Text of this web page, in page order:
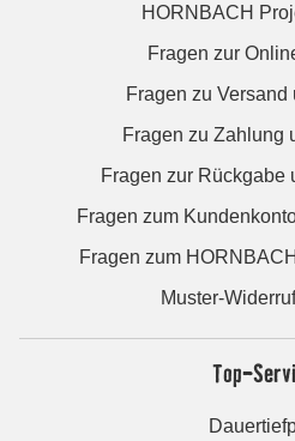
HORNBACH
Fragen zur
Fragen zu Versand
Fragen zu Zahlung
Fragen zur Rückgabe
Fragen zum
Fragen zum
Muster-
Top-